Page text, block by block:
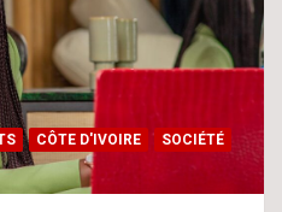
CÔTE D'IVOIRE
SOCIÉTÉ